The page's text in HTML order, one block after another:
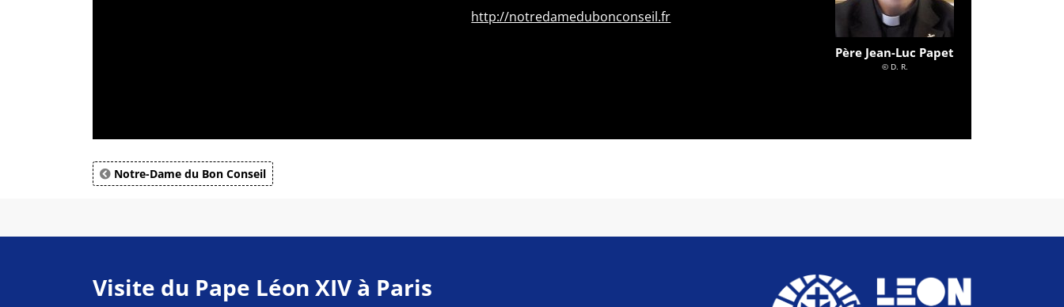
http://notredamedubonconseil.fr
Père Jean-Luc Papet
© D. R.
Notre-Dame du Bon Conseil
Visite du Pape Léon XIV à Paris